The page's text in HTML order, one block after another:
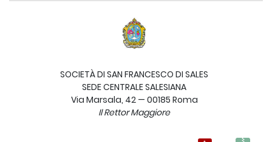
SOCIETÀ DI SAN FRANCESCO DI SALES
SEDE CENTRALE SALESIANA
Via Marsala, 42 — 00185 Roma
IlRettor Maggiore